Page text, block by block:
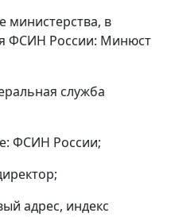
министерства, в
ФСИН России: Минюст
служба
ФСИН России;
адрес, индекс